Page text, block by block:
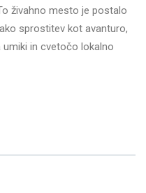
živahno mesto je postalo
sprostitev kot avanturo,
in cvetočo lokalno